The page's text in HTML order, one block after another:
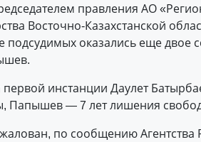
правления АО
Восточно-Казахстанской
подсудимых оказались еще
инстанции Даулет
Папышев — 7 лет лишения
по сообщению